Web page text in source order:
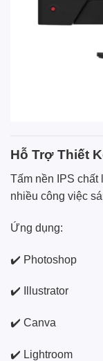
Hỗ Trợ Thiết
Tấm nền IPS
nhiều công việc
Ứng dụng:
✔️ Photoshop
✔️ Illustrator
✔️ Canva
✔️ Lightroom